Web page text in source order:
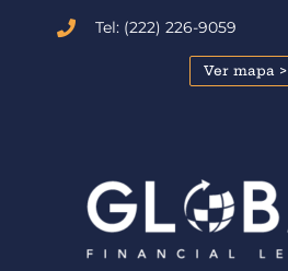
Tel: (222) 226-9059
Ver mapa >